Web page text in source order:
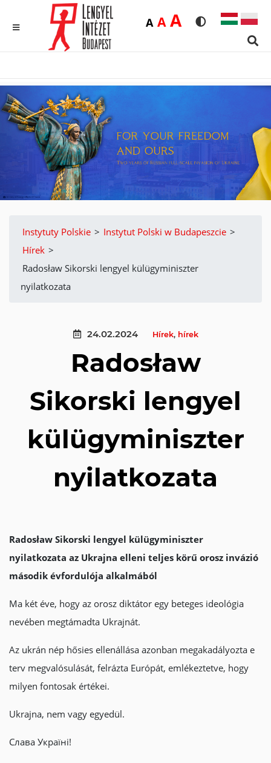
Rozmiar
ADomyślna
AŚrednia
ADużaWersja
Instytuty Polskie > Instytut Polski w Budapeszcie >
Hírek >
Radosław Sikorski lengyel külügyminiszter
nyilatkozata
24.02.2024 Hírek, hírek
Radosław
Sikorski lengyel
külügyminiszter
nyilatkozata
Radosław Sikorski lengyel külügyminiszter
nyilatkozata az Ukrajna elleni teljes körű orosz invázió
második évfordulója alkalmából
Ma két éve, hogy az orosz diktátor egy beteges ideológia
nevében megtámadta Ukrajnát.
Az ukrán nép hősies ellenállása azonban megakadályozta e
terv megvalósulását, felrázta Európát, emlékeztetve, hogy
milyen fontosak értékei.
Ukrajna, nem vagy egyedül.
Слава Україні!